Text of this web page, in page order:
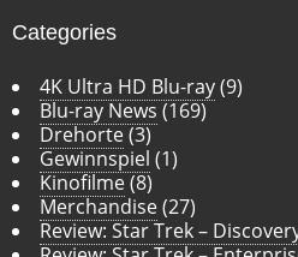
Categories
4K Ultra HD Blu-ray(9)
Blu-ray News (169)
Drehorte(3)
Gewinnspiel (1)
Kinofilme(8)
Merchandise(27)
Review: Star Trek –